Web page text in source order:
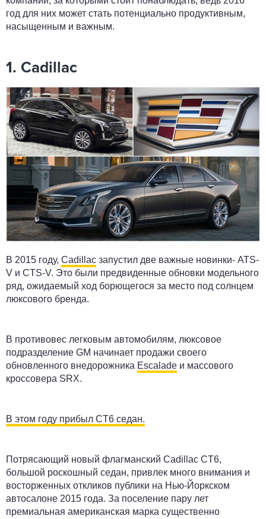
год для них может стать потенциально продуктивным,
насыщенным и важным.
1. Cadillac
В 2015 году, Cadillac запустил две важные новинки- АТS-
V и CTS-V. Это были предвиденные обновки модельного
ряд, ожидаемый ход борющегося за место под солнцем
люксового бренда.
В противовес легковым автомобилям, люксовое
подразделение GM начинает продажи своего
обновленного внедорожника Escalade и массового
кроссовера SRX.
В этом году прибыл CT6 седан.
Потрясающий новый флагманский Cadillac CT6,
большой роскошный седан, привлек много внимания и
восторженных откликов публики на Нью-Йоркском
автосалоне 2015 года. За поселение пару лет
премиальная американская марка существенно